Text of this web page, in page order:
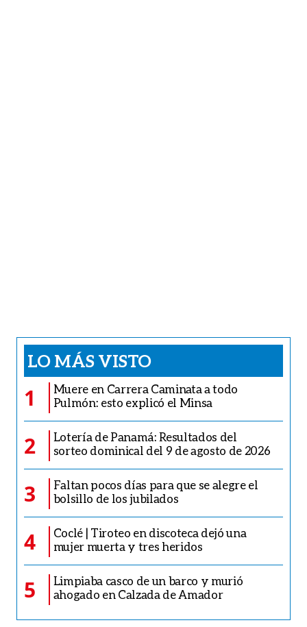
LO MÁS VISTO
1
Muere en Carrera Caminata a todo
Pulmón: esto explicó el Minsa
2
Lotería de Panamá: Resultados del
sorteo dominical del 9 de agosto de 2026
3
Faltan pocos días para que se alegre el
bolsillo de los jubilados
4
Coclé | Tiroteo en discoteca dejó una
mujer muerta y tres heridos
5
Limpiaba casco de un barco y murió
ahogado en Calzada de Amador